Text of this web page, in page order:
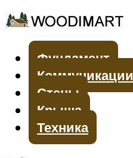
Фундамент
Коммуникации
Стены
Крыша
Техника